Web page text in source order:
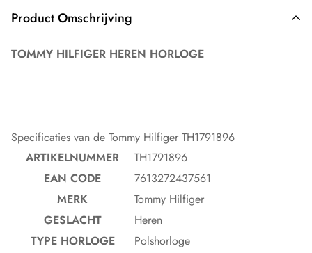
Product Omschrijving
TOMMY HILFIGER HEREN HORLOGE
Specificaties van de Tommy Hilfiger TH1791896
ARTIKELNUMMER
TH1791896
EAN CODE
7613272437561
MERK
Tommy Hilfiger
GESLACHT
Heren
TYPE HORLOGE
Polshorloge